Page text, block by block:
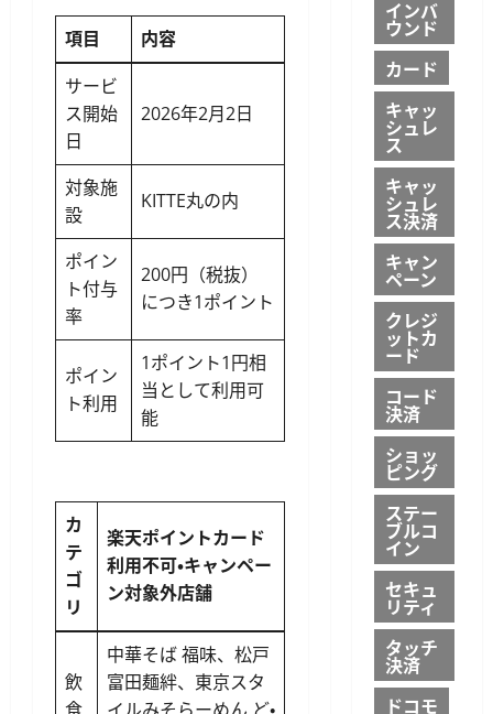
項目
内容
サービ
ス開始
日
2026年2月2日
対象施
設
KITTE丸の内
ポイン
ト付与
率
200円（税抜）
につき1ポイント
ポイン
ト利用
1ポイント1円相
当として利用可
能
カ
テ
ゴ
リ
楽天ポイントカード
利用不可・キャンペー
ン対象外店舗
飲
中華そば 福味、松戸
富田麺絆、東京スタ
インバ
ウンド
カード
キャッ
シュレ
ス
キャッ
シュレ
ス決済
キャン
ペーン
クレジ
ットカ
ード
コード
決済
ショッ
ピング
ステー
ブルコ
イン
セキュ
リティ
タッチ
決済
ドコモ